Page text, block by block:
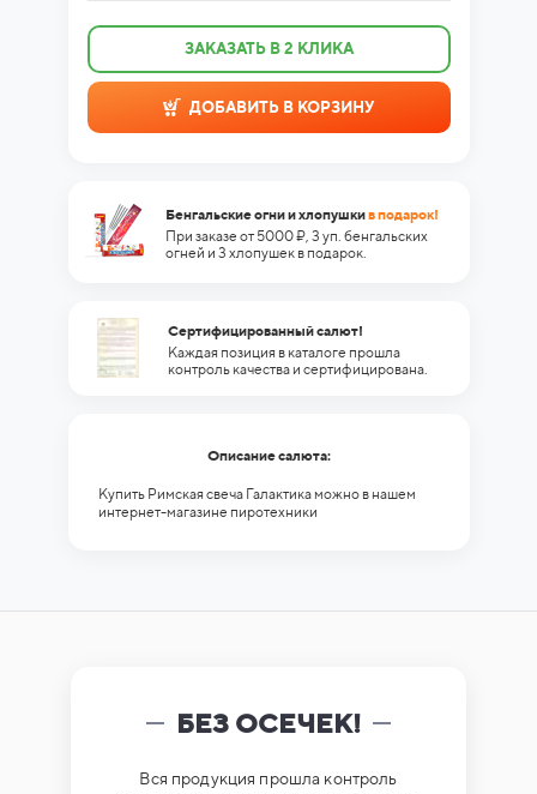
ЗАКАЗАТЬ В 2 КЛИКА
ДОБАВИТЬ В КОРЗИНУ
Бенгальские огни и хлопушкив подарок!
При заказе от 5000 ₽, 3 уп. бенгальских
огней и 3 хлопушек в подарок.
Сертифицированный салют!
Каждая позиция в каталоге прошла
контроль качества и сертифицирована.
Описание салюта:
Купить Римская свеча Галактика можно в нашем
интернет-магазине пиротехники
БЕЗ ОСЕЧЕК!
Вся продукция прошла контроль